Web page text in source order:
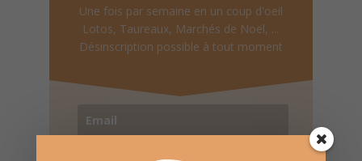
Une fois par semaine en un coup d'oeil
Lotos, Taureaux, Marchés de Noël, ...
Désinscription possible à tout moment